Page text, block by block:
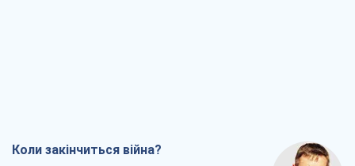
Коли закінчиться війна?